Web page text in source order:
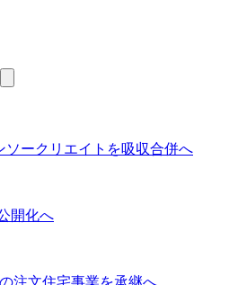
ソークリエイトを吸収合併へ
開化へ
注文住宅事業を承継へ